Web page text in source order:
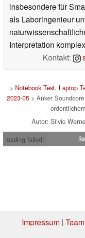
insbesondere für
als Laboringenieur
Interpretation
Kontakt:
> Notebook Test, Laptop
2023-05> Anker
Autor: Silvio
loading failed!
Impressum| Team